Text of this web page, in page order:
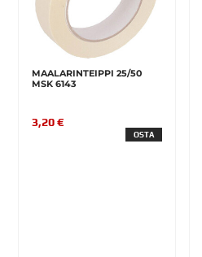
MAALARINTEIPPI 25/50
MSK 6143
3,20 €
OSTA